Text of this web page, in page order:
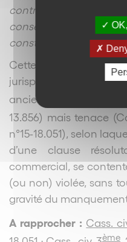
contractuel, la Cour
conséquences
constatations et a violé
Cette décision
jurisprudence de la
ancienne (Cass. civ. 3
13.856) mais tenace
n°15-18.051), selon
d’une clause
commercial, se
(ou non) violée, sans
gravité du
A rapprocher : Cass.
ème